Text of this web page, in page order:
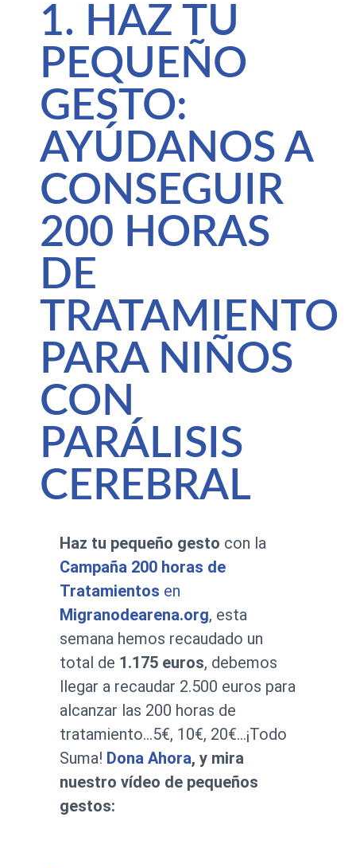
1. HAZ TU
PEQUEÑO
GESTO:
AYÚDANOS A
CONSEGUIR
200 HORAS
DE
TRATAMIENTO
PARA NIÑOS
CON
PARÁLISIS
CEREBRAL
Haz tu pequeño gesto con la
Campaña 200 horas de
Tratamientos en
Migranodearena.org, esta
semana hemos recaudado un
total de 1.175 euros, debemos
llegar a recaudar 2.500 euros para
alcanzar las 200 horas de
tratamiento…5€, 10€, 20€…¡Todo
Suma! Dona Ahora, y mira
nuestro vídeo de pequeños
gestos: